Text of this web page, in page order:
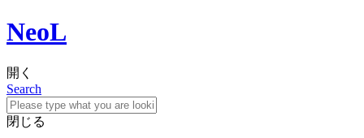
NeoL
開く
Search
閉じる